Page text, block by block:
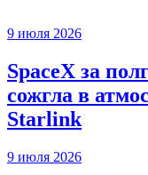
9 июля 2026
SpaceX за
сожгла в
Starlink
9 июля 2026